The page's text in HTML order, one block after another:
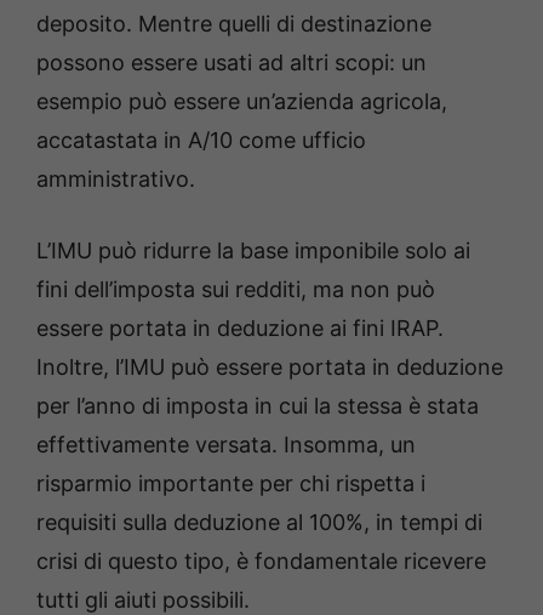
deposito. Mentre quelli di destinazione
possono essere usati ad altri scopi: un
esempio può essere un’azienda agricola,
accatastata in A/10 come ufficio
amministrativo.
L’IMU può ridurre la base imponibile solo ai
fini dell’imposta sui redditi, ma non può
essere portata in deduzione ai fini IRAP.
Inoltre, l’IMU può essere portata in deduzione
per l’anno di imposta in cui la stessa è stata
effettivamente versata. Insomma, un
risparmio importante per chi rispetta i
requisiti sulla deduzione al 100%, in tempi di
crisi di questo tipo, è fondamentale ricevere
tutti gli aiuti possibili.